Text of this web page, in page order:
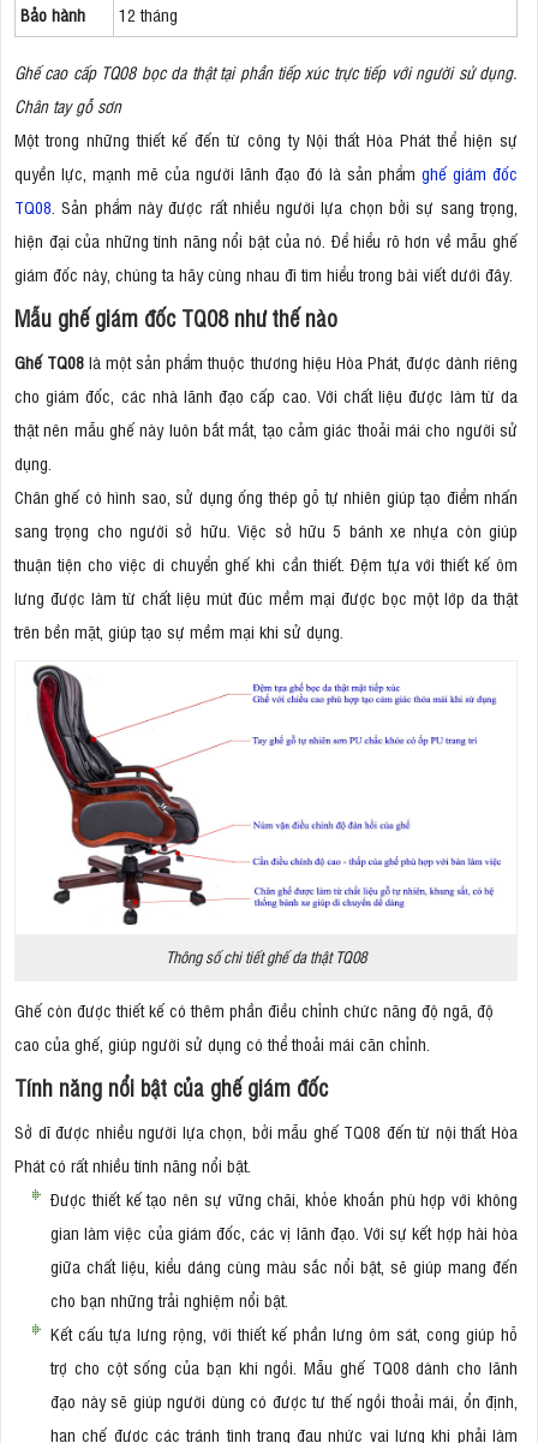
Bảo hành
12 tháng
Ghế cao cấp TQ08 bọc da thật tại phần tiếp xúc trực tiếp với người sử dụng.
Chân tay gỗ sơn
Một trong những thiết kế đến từ công ty Nội thất Hòa Phát thể hiện sự
quyền lực, mạnh mẽ của người lãnh đạo đó là sản phẩm ghế giám đốc
TQ08 . Sản phẩm này được rất nhiều người lựa chọn bởi sự sang trọng,
hiện đại của những tính năng nổi bật của nó. Để hiểu rõ hơn về mẫu ghế
giám đốc này, chúng ta hãy cùng nhau đi tìm hiểu trong bài viết dưới đây.
Mẫu ghế giám đốc TQ08 như thế nào
Ghế TQ08 là một sản phẩm thuộc thương hiệu Hòa Phát, được dành riêng
cho giám đốc, các nhà lãnh đạo cấp cao. Với chất liệu được làm từ da
thật nên mẫu ghế này luôn bắt mắt, tạo cảm giác thoải mái cho người sử
dụng.
Chân ghế có hình sao, sử dụng ống thép gỗ tự nhiên giúp tạo điểm nhấn
sang trọng cho người sở hữu. Việc sở hữu 5 bánh xe nhựa còn giúp
thuận tiện cho việc di chuyển ghế khi cần thiết. Đệm tựa với thiết kế ôm
lưng được làm từ chất liệu mút đúc mềm mại được bọc một lớp da thật
trên bền mặt, giúp tạo sự mềm mại khi sử dụng.
Thông số chi tiết ghế da thật TQ08
Ghế còn được thiết kế có thêm phần điều chỉnh chức năng độ ngã, độ
cao của ghế, giúp người sử dụng có thể thoải mái căn chỉnh.
Tính năng nổi bật của ghế giám đốc
Sở dĩ được nhiều người lựa chọn, bởi mẫu ghế TQ08 đến từ nội thất Hòa
Phát có rất nhiều tính năng nổi bật.
Được thiết kế tạo nên sự vững chãi, khỏe khoắn phù hợp với không
gian làm việc của giám đốc, các vị lãnh đạo. Với sự kết hợp hài hòa
giữa chất liệu, kiểu dáng cùng màu sắc nổi bật, sẽ giúp mang đến
cho bạn những trải nghiệm nổi bật.
Kết cấu tựa lưng rộng, với thiết kế phần lưng ôm sát, cong giúp hỗ
trợ cho cột sống của bạn khi ngồi. Mẫu ghế TQ08 dành cho lãnh
đạo này sẽ giúp người dùng có được tư thế ngồi thoải mái, ổn định,
hạn chế được các tránh tình trạng đau nhức vai lưng khi phải làm